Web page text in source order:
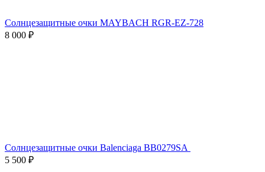
Солнцезащитные очки MAYBACH RGR-EZ-728
8 000 ₽
Солнцезащитные очки Balenciaga BB0279SA
5 500 ₽